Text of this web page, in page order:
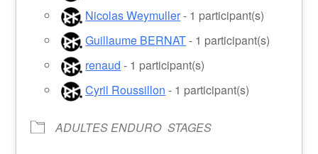
Nicolas Weymuller- 1 participant(s)
Guillaume BERNAT- 1 participant(s)
renaud - 1 participant(s)
Cyril Roussillon - 1 participant(s)
ADULTES ENDURO STAGES